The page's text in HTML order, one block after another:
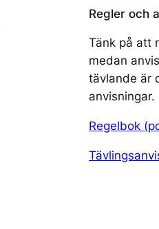
Regler och
Tänk på att
medan
tävlande är
anvisningar.
Regelbok